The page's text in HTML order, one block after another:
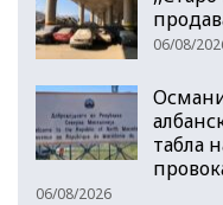
06/08/
табла
06/08/2026